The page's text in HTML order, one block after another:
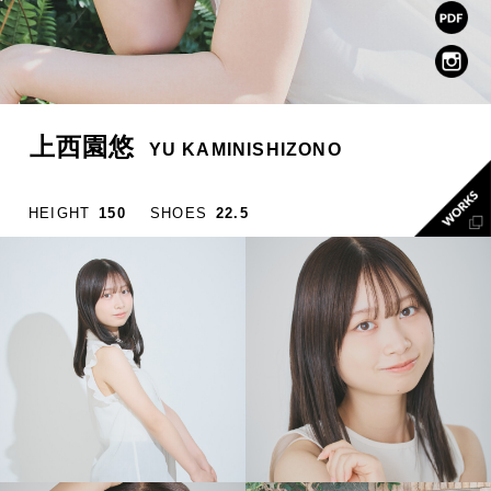
上西園悠 YU KAMINISHIZONO
HEIGHT 150 SHOES 22.5